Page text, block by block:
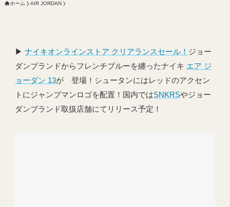
ホーム AIR JORDAN
▶︎ ナイキオンラインストア クリアランスセール！ ジョー
ダンブランドからフレンチブルーを纏ったナイキ エア ジ
ョーダン 13が 登場！シュータンにはレッドのアクセン
トにジャンプマンロゴを配置！国内ではSNKRSやジョー
ダンブランド取扱店舗にてリリース予定！